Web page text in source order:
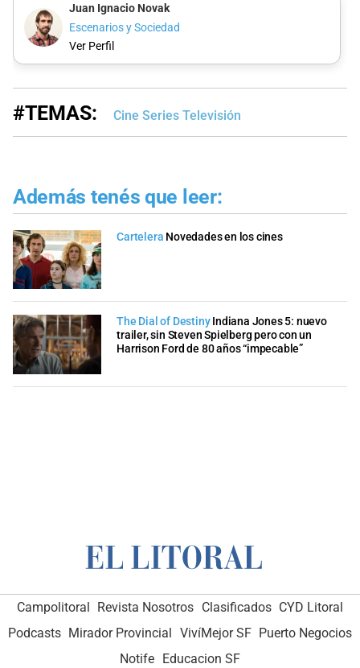
Juan Ignacio Novak
Escenarios y Sociedad
Ver Perfil
#TEMAS: Cine Series Televisión
Además tenés que leer:
Cartelera Novedades en los cines
The Dial of Destiny Indiana Jones 5: nuevo
trailer, sin Steven Spielberg pero con un
Harrison Ford de 80 años “impecable”
Campolitoral Revista Nosotros Clasificados CYD Litoral
Podcasts Mirador Provincial VivíMejor SF Puerto Negocios
Notife
Educacion SF